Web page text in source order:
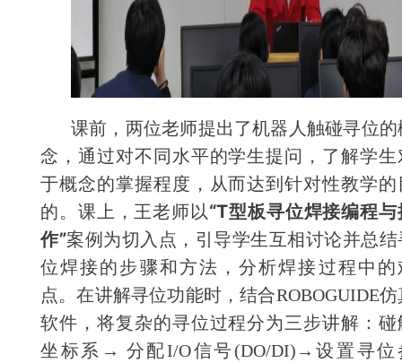
课前，两位老师提出了机器人触碰寻位的
念，通过对不同水平的学生提问，了解学生
于概念的掌握程度，从而达到针对性教学的
的。课上，王老师以“T型板寻位焊接编程与
作”案例为切入点，引导学生互相讨论并总结
位焊接的步骤和方法，分析焊接过程中的
点。在讲解寻位功能时，结合ROBOGUIDE仿
软件，将复杂的寻位过程分为三步讲解：碰
坐标系→ 分配I/O信号(DO/DI)→设置寻位